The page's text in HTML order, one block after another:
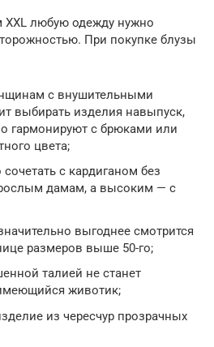
любую одежду нужно
При покупке блузы
с внушительными
выбирать изделия навыпуск,
гармонируют с брюками или
цвета;
с кардиганом без
дамам, а высоким — с
выгоднее смотрится
размеров выше 50-го;
талией не станет
животик;
из чересчур прозрачных